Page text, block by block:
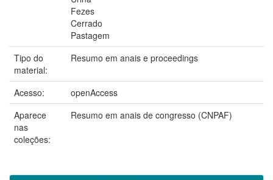
Fezes
Cerrado
Pastagem
Tipo do
material:
Resumo em anais e proceedings
Acesso:
openAccess
Aparece
nas
coleções:
Resumo em anais de congresso (CNPAF)